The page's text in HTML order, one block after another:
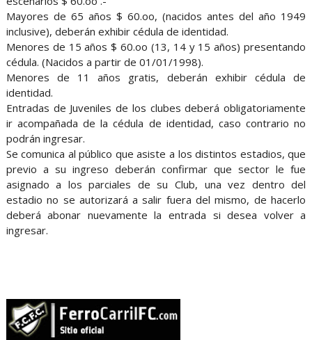
Mayores de 65 años $ 60.oo, (nacidos antes del año 1949
inclusive), deberán exhibir cédula de identidad.
Menores de 15 años $ 60.oo (13, 14 y 15 años) presentando
cédula. (Nacidos a partir de 01/01/1998).
Menores de 11 años gratis, deberán exhibir cédula de
identidad.
Entradas de Juveniles de los clubes deberá obligatoriamente
ir acompañada de la cédula de identidad, caso contrario no
podrán ingresar.
Se comunica al público que asiste a los distintos estadios, que
previo a su ingreso deberán confirmar que sector le fue
asignado a los parciales de su Club, una vez dentro del
estadio no se autorizará a salir fuera del mismo, de hacerlo
deberá abonar nuevamente la entrada si desea volver a
ingresar.